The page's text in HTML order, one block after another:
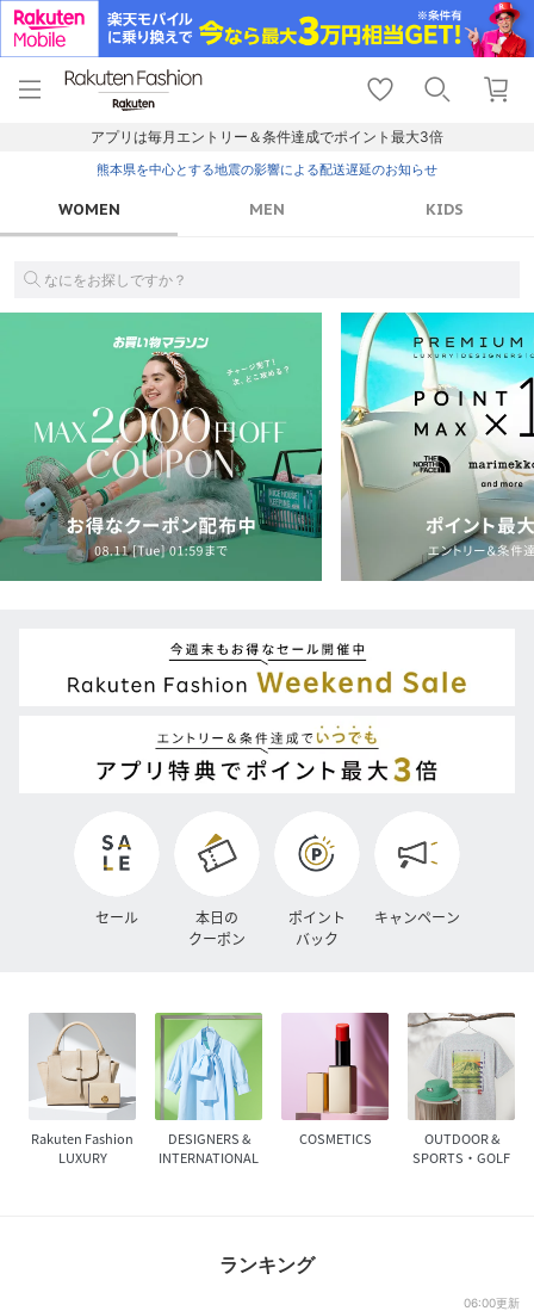
menu home
トップ
shopping_cart lock_outline
ログイン
アプリは毎月エントリー＆条件達成でポイント最大3倍
熊本県を中心とする地震の影響による配送遅延のお知らせ
WOMEN MEN KIDS
なにをお探しですか？
セール
本日の
クーポン
ポイント
バック
キャンペーン
Rakuten Fashion
LUXURY
DESIGNERS &
INTERNATIONAL
COSMETICS
OUTDOOR &
SPORTS・GOLF
ランキング
06:00更新